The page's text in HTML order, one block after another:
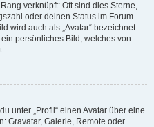
verknüpft: Oft sind dies Sterne,
oder deinen Status im Forum
wird auch als „Avatar“ bezeichnet.
persönliches Bild, welches von
unter „Profil“ einen Avatar über eine
Gravatar, Galerie, Remote oder